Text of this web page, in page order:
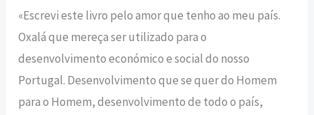
«Escrevi este livro pelo amor que tenho ao meu país.
Oxalá que mereça ser utilizado para o
desenvolvimento económico e social do nosso
Portugal. Desenvolvimento que se quer do Homem
para o Homem, desenvolvimento de todo o país,